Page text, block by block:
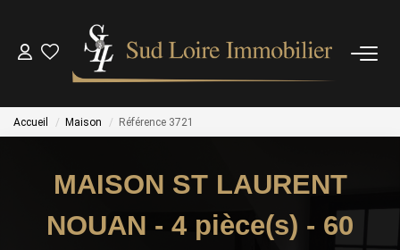
NOS BIENS VENDUS
ESTIMATION
Accueil Maison Référence 3721
MAISON ST LAURENT
NOUAN - 4 pièce(s) - 60